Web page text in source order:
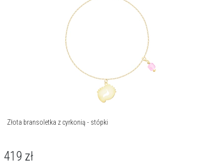
Złota bransoletka z cyrkonią - stópki
419 zł